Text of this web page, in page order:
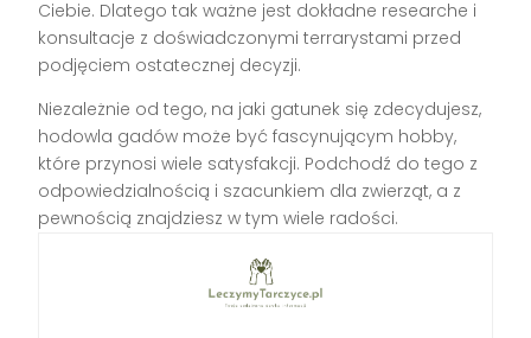
Ciebie. Dlatego tak ważne jest dokładne researche i
konsultacje z doświadczonymi terrarystami przed
podjęciem ostatecznej decyzji.
Niezależnie od tego, na jaki gatunek się zdecydujesz,
hodowla gadów może być fascynującym hobby,
które przynosi wiele satysfakcji. Podchodź do tego z
odpowiedzialnością i szacunkiem dla zwierząt, a z
pewnością znajdziesz w tym wiele radości.